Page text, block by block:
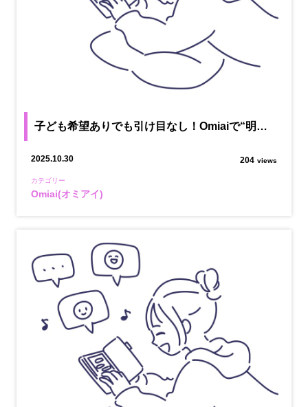
子ども希望ありでも引け目なし！Omiaiで“明…
2025.10.30 204 views
カテゴリー
Omiai(オミアイ)